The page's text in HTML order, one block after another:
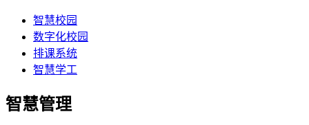
智慧校园
数字化校园
排课系统
智慧学工
智慧管理